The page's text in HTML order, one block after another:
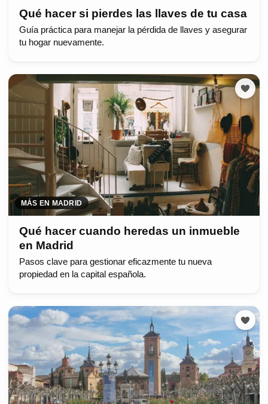
Qué hacer si pierdes las llaves de tu casa
Guía práctica para manejar la pérdida de llaves y asegurar
tu hogar nuevamente.
MÁS EN MADRID
Qué hacer cuando heredas un inmueble
en Madrid
Pasos clave para gestionar eficazmente tu nueva
propiedad en la capital española.